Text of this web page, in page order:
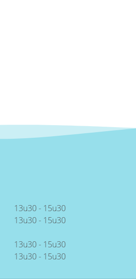
13u30 - 15u30
13u30 - 15u30
13u30 - 15u30
13u30 - 15u30